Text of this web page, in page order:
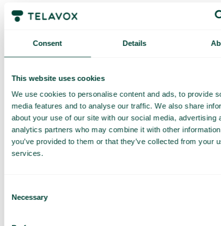
Consent Details
This website uses cookies
We use cookies to personalise content and ads, to provide
media features and to analyse our traffic. We also share
about your use of our site with our social media, advertising
analytics partners who may combine it with other
you’ve provided to them or that they’ve collected from your
services.
Selection
Necessary
skräddarsydd
demo och
offert
Genomgång av våra
tjänster
Offert anpassad för ditt
företag
Utforska
användningsområden för
ditt team